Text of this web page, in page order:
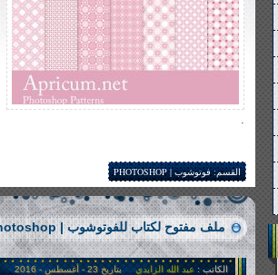
.
القسم:فوتوشوب | PHOTOSHOP
ملف مفتوح لكتاب للفوتوشوب | PSD Photoshop
الكاتب : عبد الله الزايدي بتاريخ 23 - أغسطس - 2016